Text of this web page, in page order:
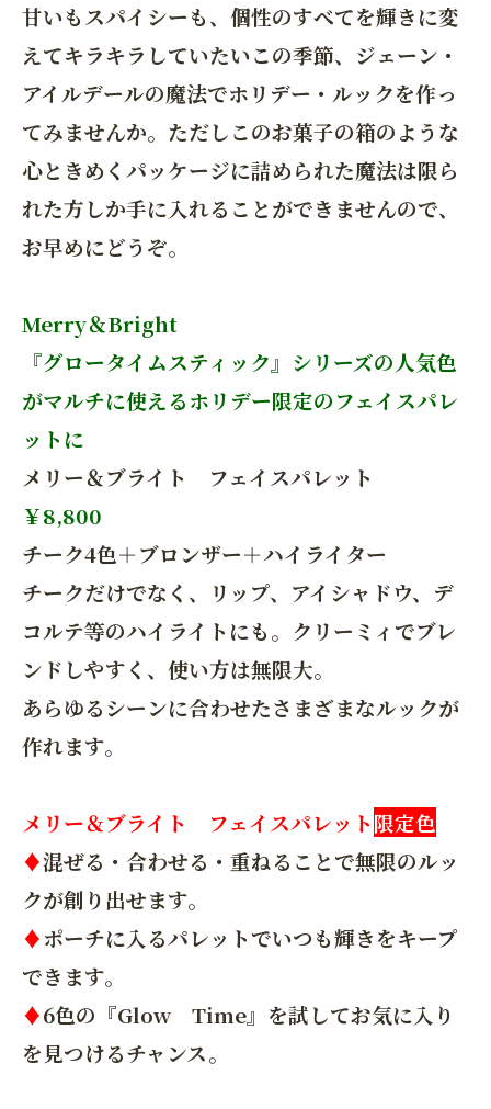
甘いもスパイシーも、個性のすべてを輝きに変
えてキラキラしていたいこの季節、ジェーン・
アイルデールの魔法でホリデー・ルックを作っ
てみませんか。ただしこのお菓子の箱のような
心ときめくパッケージに詰められた魔法は限ら
れた方しか手に入れることができませんので、
お早めにどうぞ。
Merry＆Bright
『グロータイムスティック』シリーズの人気色
がマルチに使えるホリデー限定のフェイスパレ
ットに
メリー＆ブライト フェイスパレット
￥8,800
チーク4色＋ブロンザー＋ハイライター
チークだけでなく、リップ、アイシャドウ、デ
コルテ等のハイライトにも。クリーミィでブレ
ンドしやすく、使い方は無限大。
あらゆるシーンに合わせたさまざまなルックが
作れます。
メリー＆ブライト フェイスパレット限定色
♦混ぜる・合わせる・重ねることで無限のルッ
クが創り出せます。
♦ポーチに入るパレットでいつも輝きをキープ
できます。
♦6色の『Glow Time』を試してお気に入り
を見つけるチャンス。